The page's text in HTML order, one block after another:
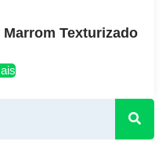
Texturizado